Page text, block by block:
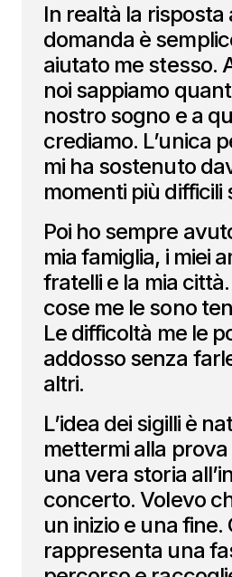
In realtà la risposta
domanda è
aiutato me stesso.
noi sappiamo
nostro sogno e a
crediamo. L’unica
mi ha sostenuto
momenti più difficili
Poi ho sempre
mia famiglia, i miei
fratelli e la mia
cose me le sono
Le difficoltà me le
addosso senza
altri.
L’idea dei sigilli è
mettermi alla
una vera storia
concerto. Volevo
un inizio e una fine.
rappresenta una